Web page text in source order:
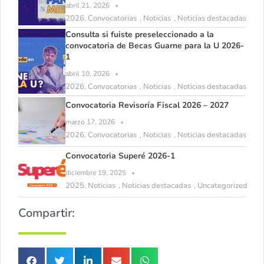
abril 21, 2026
2026, Convocatorias , Noticias , Noticias destacadas
Consulta si fuiste preseleccionado a la
convocatoria de Becas Guarne para la U 2026-
1
abril 10, 2026
2026, Convocatorias , Noticias , Noticias destacadas
Convocatoria Revisoría Fiscal 2026 – 2027
marzo 17, 2026
2026, Convocatorias , Noticias , Noticias destacadas
Convocatoria Superé 2026-1
diciembre 19, 2025
2025, Noticias , Noticias destacadas , Uncategorized
Compartir: